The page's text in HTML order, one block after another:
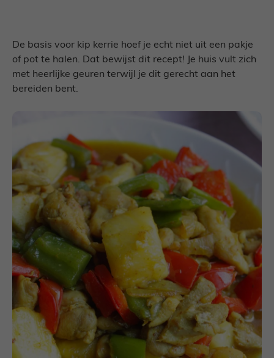
De basis voor kip kerrie hoef je echt niet uit een pakje
of pot te halen. Dat bewijst dit recept! Je huis vult zich
met heerlijke geuren terwijl je dit gerecht aan het
bereiden bent.